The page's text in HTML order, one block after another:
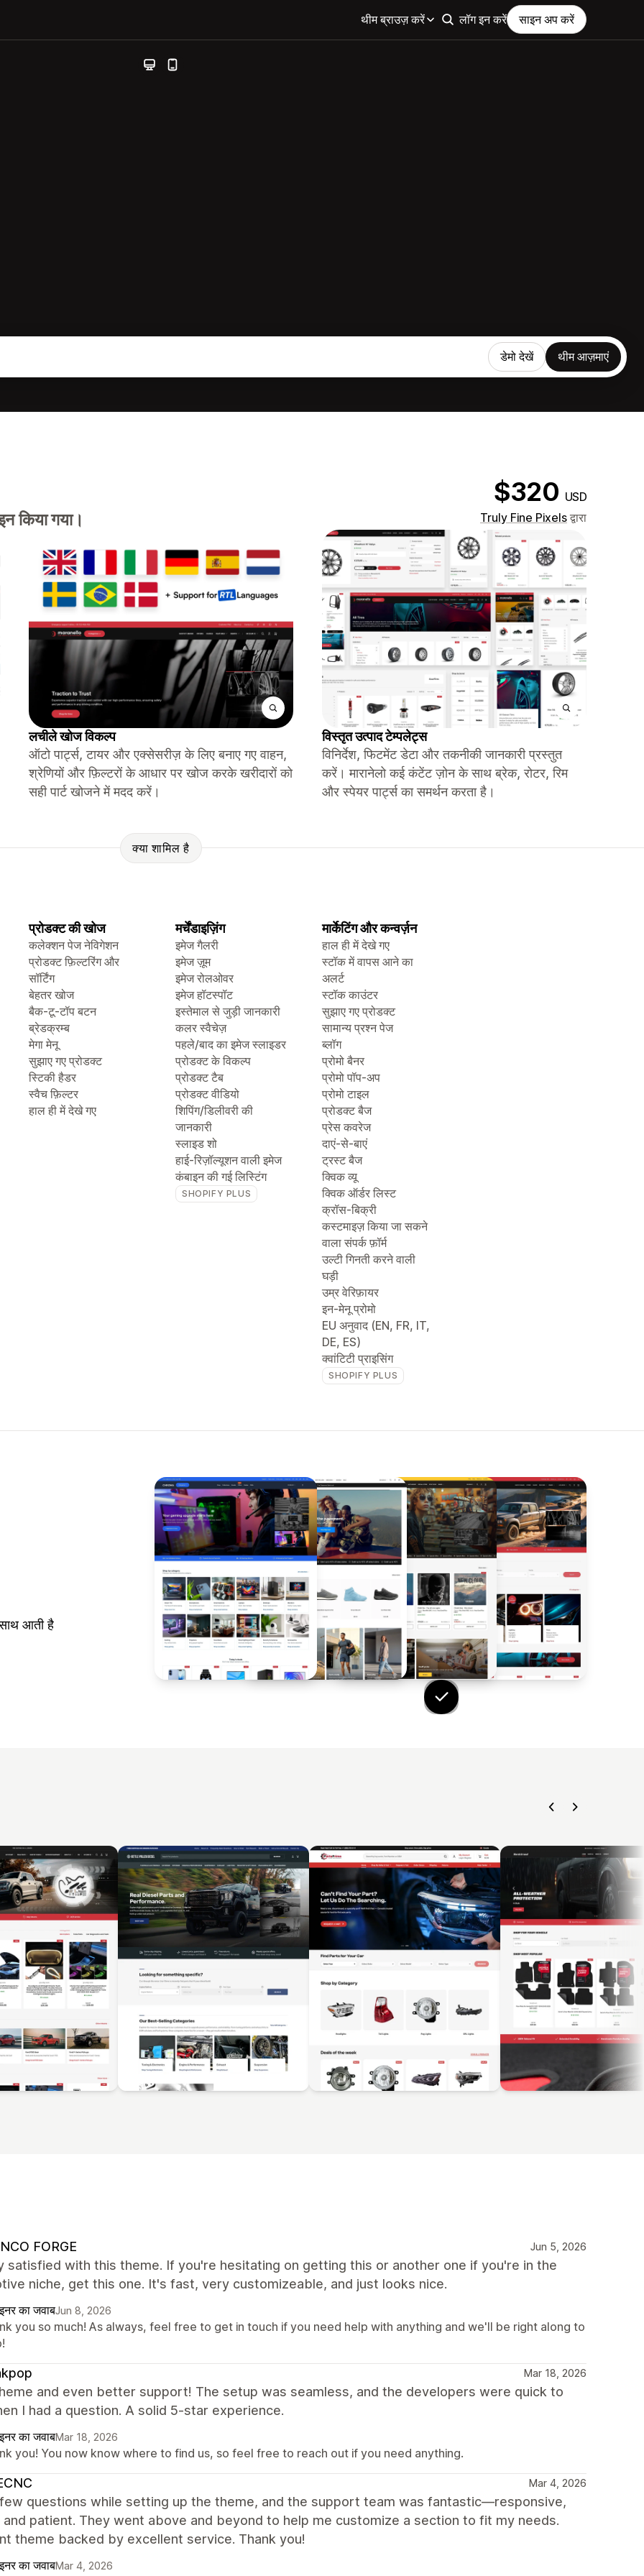
थीम ब्राउज़ करें लॉग इन करें साइन अप करें
डेमो देखें थीम आज़माएं
$320 USD
किया गया। Truly Fine Pixels द्वारा
लचीले खोज विकल्प
ऑटो पार्ट्स, टायर और एक्सेसरीज़ के लिए बनाए गए वाहन,
श्रेणियों और फ़िल्टरों के आधार पर खोज करके खरीदारों को
सही पार्ट खोजने में मदद करें।
विस्तृत उत्पाद टेम्पलेट्स
विनिर्देश, फिटमेंट डेटा और तकनीकी जानकारी प्रस्तुत
करें। मारानेलो कई कंटेंट ज़ोन के साथ ब्रेक, रोटर, रिम
और स्पेयर पार्ट्स का समर्थन करता है।
क्या शामिल है
प्रोडक्ट की खोज
कलेक्शन पेज नेविगेशन
प्रोडक्ट फ़िल्टरिंग और
सॉर्टिंग
बेहतर खोज
बैक-टू-टॉप बटन
ब्रेडक्रम्ब
मेगा मेनू
सुझाए गए प्रोडक्ट
स्टिकी हैडर
स्वैच फ़िल्टर
हाल ही में देखे गए
मर्चेंडाइज़िंग
इमेज गैलरी
इमेज ज़ूम
इमेज रोलओवर
इमेज हॉटस्पॉट
इस्तेमाल से जुड़ी जानकारी
कलर स्वैचेज़
पहले/बाद का इमेज स्लाइडर
प्रोडक्ट के विकल्प
प्रोडक्ट टैब
प्रोडक्ट वीडियो
शिपिंग/डिलीवरी की
जानकारी
स्लाइड शो
हाई-रिज़ॉल्यूशन वाली इमेज
कंबाइन की गई लिस्टिंग
SHOPIFY PLUS
मार्केटिंग और कन्वर्ज़न
हाल ही में देखे गए
स्टॉक में वापस आने का
अलर्ट
स्टॉक काउंटर
सुझाए गए प्रोडक्ट
सामान्य प्रश्न पेज
ब्लॉग
प्रोमो बैनर
प्रोमो पॉप-अप
प्रोमो टाइल
प्रोडक्ट बैज
प्रेस कवरेज
दाएं-से-बाएं
ट्रस्ट बैज
क्विक व्यू
क्विक ऑर्डर लिस्ट
क्रॉस-बिक्री
कस्टमाइज़ किया जा सकने
वाला संपर्क फ़ॉर्म
उल्टी गिनती करने वाली
घड़ी
उम्र वेरिफ़ायर
इन-मेनू प्रोमो
EU अनुवाद (EN, FR, IT,
DE, ES)
क्वांटिटी प्राइसिंग
SHOPIFY PLUS
आती है
FORGE Jun 5, 2026
satisfied with this theme. If you're hesitating on getting this or another one if you're in the
niche, get this one. It's fast, very customizeable, and just looks nice.
का जवाबJun 8, 2026
you so much! As always, feel free to get in touch if you need help with anything and we'll be right along to
Mar 18, 2026
and even better support! The setup was seamless, and the developers were quick to
I had a question. A solid 5-star experience.
का जवाबMar 18, 2026
you! You now know where to find us, so feel free to reach out if you need anything.
Mar 4, 2026
few questions while setting up the theme, and the support team was fantastic—responsive,
and patient. They went above and beyond to help me customize a section to fit my needs.
theme backed by excellent service. Thank you!
का जवाबMar 4, 2026